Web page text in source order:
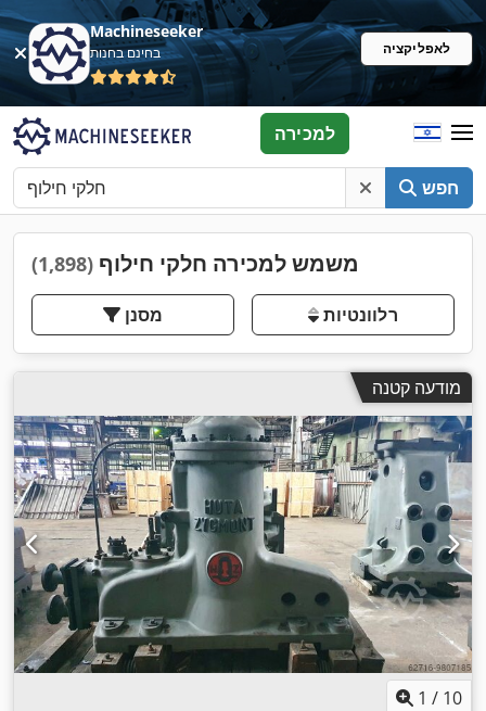
Machineseeker
בחינם בחנות לאפליקציה
חפש
למכירה
משמש למכירה חלקי חילוף (1,898)
מסנן רלוונטיות
מודעה קטנה
1 / 10